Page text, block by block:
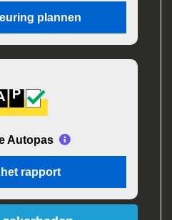
plannen
Autopas
rapport